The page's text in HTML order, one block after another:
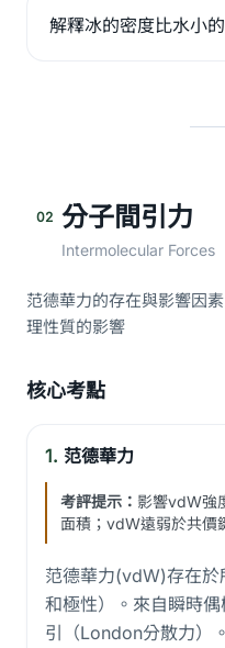
解釋冰的密度比水小
02 分子間引力
Intermolecular Forces
范德華力的存在與影響因
理性質的影響
核心考點
1. 范德華力
考評提示： 影響vdW強
面積；vdW遠弱於共價
范德華力(vdW)存在於
和極性）。來自瞬時
引（London分散力）